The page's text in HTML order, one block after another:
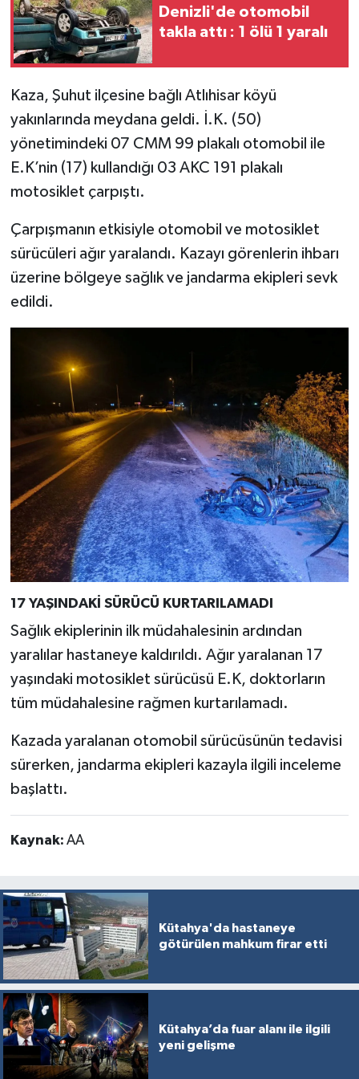
Denizli'de otomobil
takla attı : 1 ölü 1 yaralı
Kaza, Şuhut ilçesine bağlı Atlıhisar köyü
yakınlarında meydana geldi. İ.K. (50)
yönetimindeki 07 CMM 99 plakalı otomobil ile
E.K’nin (17) kullandığı 03 AKC 191 plakalı
motosiklet çarpıştı.
Çarpışmanın etkisiyle otomobil ve motosiklet
sürücüleri ağır yaralandı. Kazayı görenlerin ihbarı
üzerine bölgeye sağlık ve jandarma ekipleri sevk
edildi.
17 YAŞINDAKİ SÜRÜCÜ KURTARILAMADI
Sağlık ekiplerinin ilk müdahalesinin ardından
yaralılar hastaneye kaldırıldı. Ağır yaralanan 17
yaşındaki motosiklet sürücüsü E.K, doktorların
tüm müdahalesine rağmen kurtarılamadı.
Kazada yaralanan otomobil sürücüsünün tedavisi
sürerken, jandarma ekipleri kazayla ilgili inceleme
başlattı.
Kaynak: AA
Kütahya'da hastaneye
götürülen mahkum firar etti
Kütahya’da fuar alanı ile ilgili
yeni gelişme
İlçeler
Kültür Sanat
Kütahya
Magazin
Pazarlar
Resmi İlan
Rüya Tabirleri
Sağlık
Şaphane
Simav
Siyaset
Spor
Tavşanlı
Türkiye
Video Galeri
Yaşam